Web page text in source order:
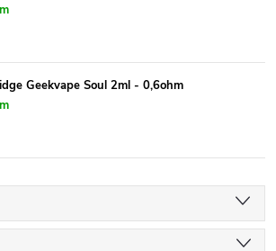
Geekvape Soul 2ml - 0,6ohm